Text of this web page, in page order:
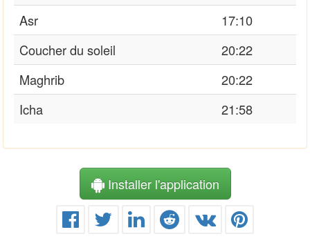
Asr
17:10
Coucher du soleil
20:22
Maghrib
20:22
Icha
21:58
Installer l'application